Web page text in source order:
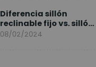
Diferencia sillón
reclinable fijo vs. sillón
elevable
08/02/2024